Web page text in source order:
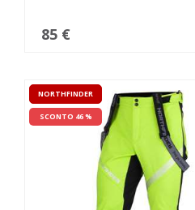
85 €
NORTHFINDER
SCONTO 46 %